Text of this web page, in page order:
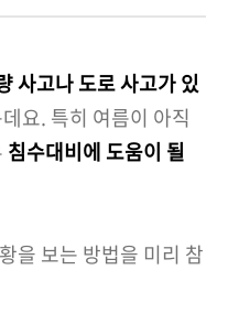
사고나 도로 사고가 있
요. 특히 여름이 아직
침수대비에 도움이 될
을 보는 방법을 미리 참